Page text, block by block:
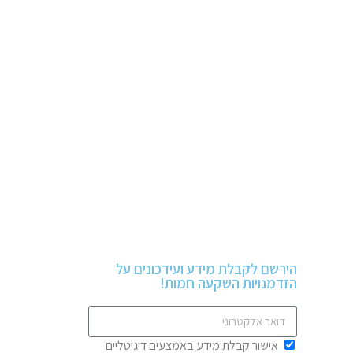
הירשם לקבלת מידע ועידכונים על
הזדמנויות השקעה חמות!
אישור קבלת מידע באמצעים דיגיטליים